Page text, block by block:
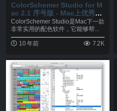
ColorSchemer Studio for M
ac 2.1 序号版 - Mac上优秀的
专业配色软件
ColorSchemer Studio是Mac下一款
非常实用的配色软件，它能够帮...
10 年前 7.2K